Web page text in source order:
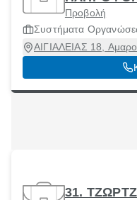
Προβολή
Συστήματα
ΑΙΓΙΑΛΕΙΑΣ 18,
31.